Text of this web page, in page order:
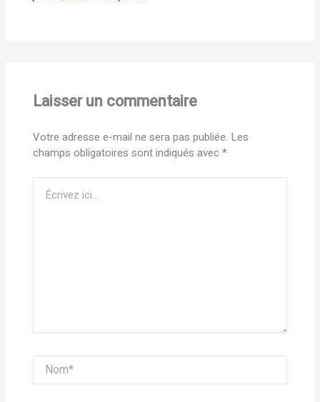
Laisser un commentaire
Votre adresse e-mail ne sera pas publiée. Les
champs obligatoires sont indiqués avec *
Écrivez
ici…
Nom*